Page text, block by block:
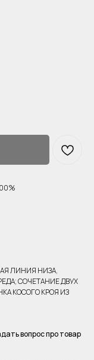
ЛИНИЯ НИЗА,
СОЧЕТАНИЕ ДВУХ
КОСОГО КРОЯ ИЗ
вопрос про товар